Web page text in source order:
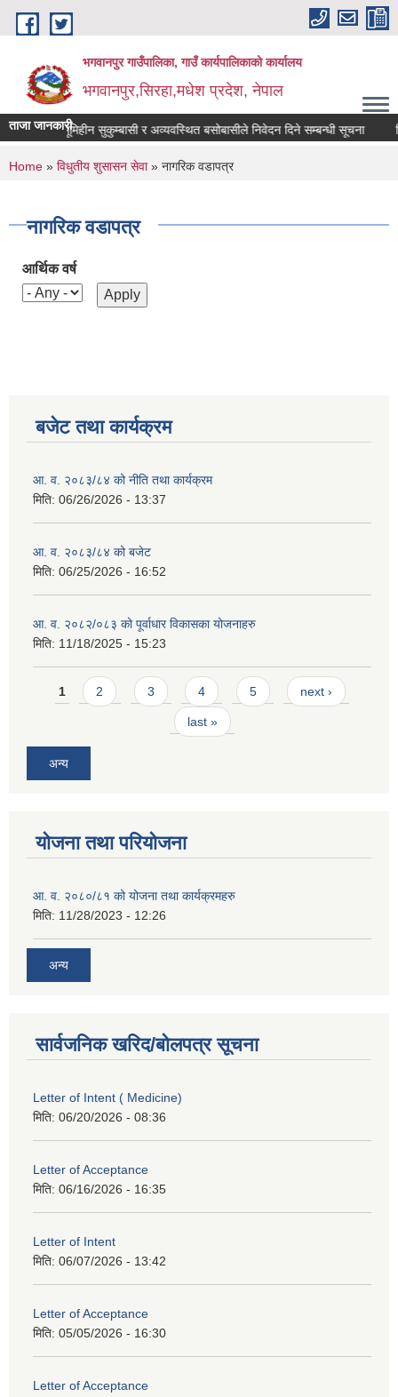
Skip to main content
भगवानपुर गाउँपालिका, गाउँ कार्यपालिकाको कार्यालय
भगवानपुर,सिरहा,मधेश प्रदेश, नेपाल
ताजा जानकारी
दलित . भूमिहीन सुकुम्बासी र अव्यवस्थित बसोबासीले निवेदन दिने सम्बन्धी सूचना
You are here
Home » विधुतीय शुसासन सेवा» नागरिक वडापत्र
नागरिक वडापत्र
आर्थिक वर्ष
बजेट तथा कार्यक्रम
आ. व. २०८३/८४ को नीति तथा कार्यक्रम
मिति: 06/26/2026 - 13:37
आ. व. २०८३/८४ को बजेट
मिति: 06/25/2026 - 16:52
आ. व. २०८२/०८३ को पूर्वाधार विकासका योजनाहरु
मिति: 11/18/2025 - 15:23
Pages
1 2 3 4 5 next ›
last »
अन्य
योजना तथा परियोजना
आ. व. २०८०/८१ को योजना तथा कार्यक्रमहरु
मिति: 11/28/2023 - 12:26
अन्य
सार्वजनिक खरिद/बोलपत्र सूचना
Letter of Intent ( Medicine)
मिति: 06/20/2026 - 08:36
Letter of Acceptance
मिति: 06/16/2026 - 16:35
Letter of Intent
मिति: 06/07/2026 - 13:42
Letter of Acceptance
मिति: 05/05/2026 - 16:30
Letter of Acceptance